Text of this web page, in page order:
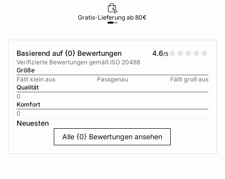
Gratis-Lieferung ab 80€
Basierend auf {0} Bewertungen 4.6/5
Verifizierte Bewertungen gemäß ISO 20488
Größe
Fällt klein aus
Passgenau
Fällt groß aus
Qualität
0
Komfort
0
Neuesten
Alle {0} Bewertungen ansehen